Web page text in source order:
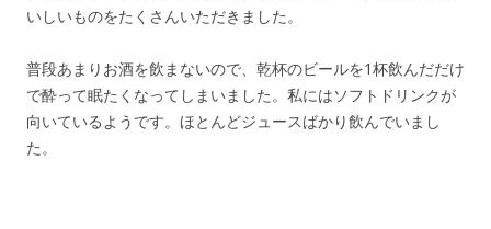
いしいものをたくさんいただきました。
普段あまりお酒を飲まないので、乾杯のビールを1杯飲んだだけ
で酔って眠たくなってしまいました。私にはソフトドリンクが
向いているようです。ほとんどジュースばかり飲んでいまし
た。